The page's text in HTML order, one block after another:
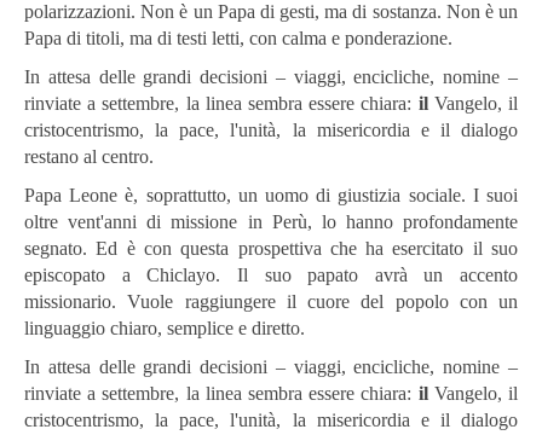
polarizzazioni. Non è un Papa di gesti, ma di sostanza. Non è un
Papa di titoli, ma di testi letti, con calma e ponderazione.
In attesa delle grandi decisioni – viaggi, encicliche, nomine –
rinviate a settembre, la linea sembra essere chiara: ilVangelo, il
cristocentrismo, la pace, l'unità, la misericordia e il dialogo
restano al centro.
Papa Leone è, soprattutto, un uomo di giustizia sociale. I suoi
oltre vent'anni di missione in Perù, lo hanno profondamente
segnato. Ed è con questa prospettiva che ha esercitato il suo
episcopato a Chiclayo. Il suo papato avrà un accento
missionario. Vuole raggiungere il cuore del popolo con un
linguaggio chiaro, semplice e diretto.
In attesa delle grandi decisioni – viaggi, encicliche, nomine –
rinviate a settembre, la linea sembra essere chiara: ilVangelo, il
cristocentrismo, la pace, l'unità, la misericordia e il dialogo